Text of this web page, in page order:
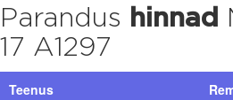
Parandus hinnad
17 A1297
Teenus